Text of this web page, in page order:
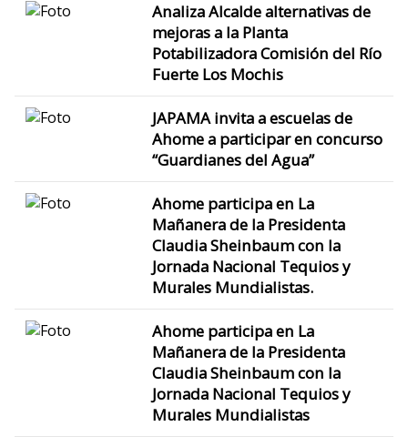
Analiza Alcalde alternativas de
mejoras a la Planta
Potabilizadora Comisión del Río
Fuerte Los Mochis
JAPAMA invita a escuelas de
Ahome a participar en concurso
“Guardianes del Agua”
Ahome participa en La
Mañanera de la Presidenta
Claudia Sheinbaum con la
Jornada Nacional Tequios y
Murales Mundialistas.
Ahome participa en La
Mañanera de la Presidenta
Claudia Sheinbaum con la
Jornada Nacional Tequios y
Murales Mundialistas